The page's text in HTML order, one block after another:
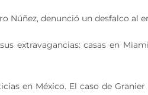
Núñez, denunció un desfalco al
extravagancias: casas en
en México. El caso de